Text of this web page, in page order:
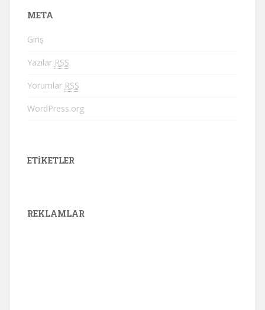
META
Giriş
Yazılar RSS
Yorumlar RSS
WordPress.org
ETIKETLER
REKLAMLAR